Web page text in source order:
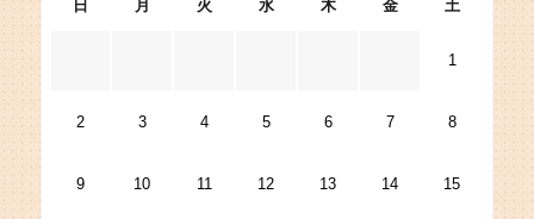
日 月 火 水 木 金 土
1
2 3 4 5 6 7 8
9 10 11 12 13 14 15